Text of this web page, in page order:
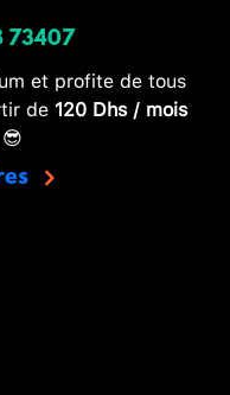
73407
et profite de tous
de 120 Dhs / mois